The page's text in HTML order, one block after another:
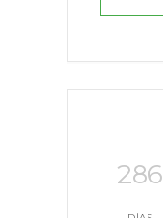
286